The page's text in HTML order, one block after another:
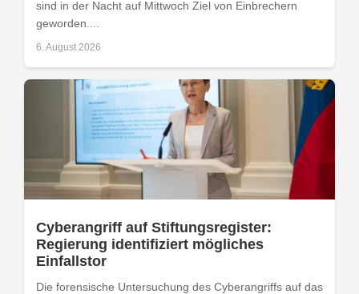
sind in der Nacht auf Mittwoch Ziel von Einbrechern
geworden....
6. August 2026
Cyberangriff auf Stiftungsregister:
Regierung identifiziert mögliches
Einfallstor
Die forensische Untersuchung des Cyberangriffs auf das